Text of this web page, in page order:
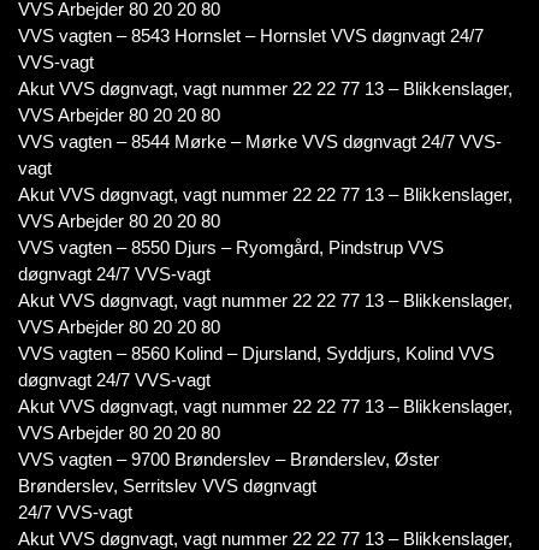
VVS Arbejder 80 20 20 80
VVS vagten – 8543 Hornslet – Hornslet VVS døgnvagt 24/7
VVS-vagt
Akut VVS døgnvagt, vagt nummer 22 22 77 13 – Blikkenslager,
VVS Arbejder 80 20 20 80
VVS vagten – 8544 Mørke – Mørke VVS døgnvagt 24/7 VVS-
vagt
Akut VVS døgnvagt, vagt nummer 22 22 77 13 – Blikkenslager,
VVS Arbejder 80 20 20 80
VVS vagten – 8550 Djurs – Ryomgård, Pindstrup VVS
døgnvagt 24/7 VVS-vagt
Akut VVS døgnvagt, vagt nummer 22 22 77 13 – Blikkenslager,
VVS Arbejder 80 20 20 80
VVS vagten – 8560 Kolind – Djursland, Syddjurs, Kolind VVS
døgnvagt 24/7 VVS-vagt
Akut VVS døgnvagt, vagt nummer 22 22 77 13 – Blikkenslager,
VVS Arbejder 80 20 20 80
VVS vagten – 9700 Brønderslev – Brønderslev, Øster
Brønderslev, Serritslev VVS døgnvagt
24/7 VVS-vagt
Akut VVS døgnvagt, vagt nummer 22 22 77 13 – Blikkenslager,